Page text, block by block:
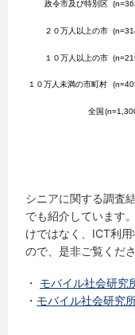
シニアに関する調査
でも紹介しています
けではなく、ICT利
ので、是非ご覧くださ
・ モバイル社会研究
・ モバイル社会研究